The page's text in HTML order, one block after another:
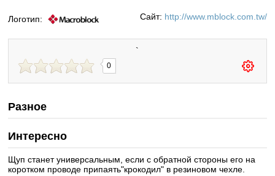
Логотип: Сайт: http://www.mblock.com.tw/
`
0
Разное
Интересно
Щуп станет универсальным, если с обратной стороны его на
коротком проводе припаять"крокодил" в резиновом чехле.